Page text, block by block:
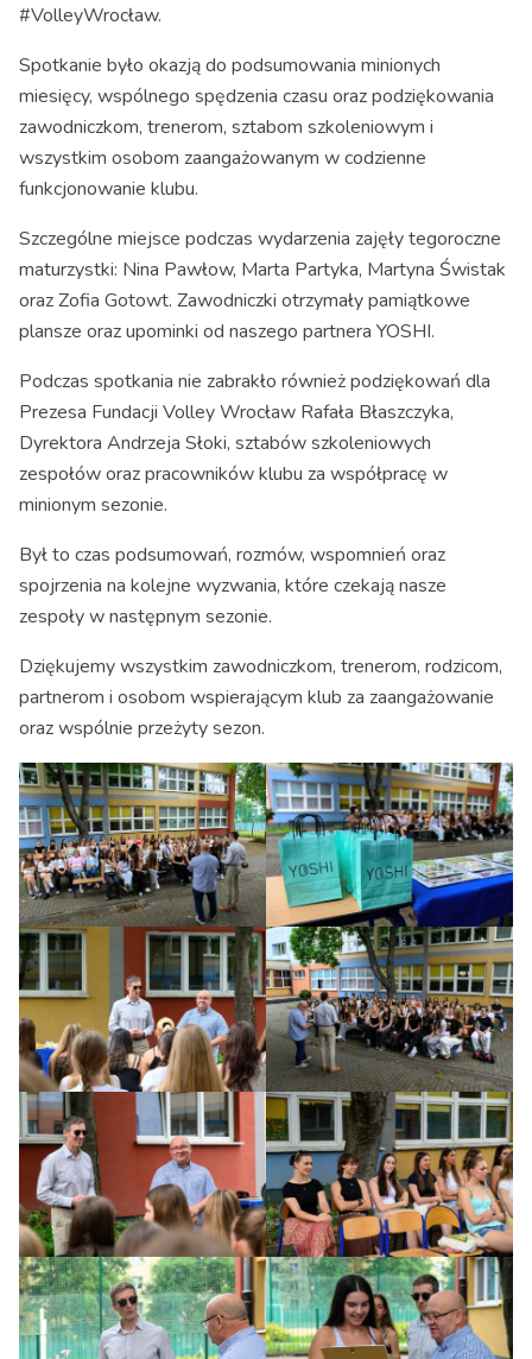
#VolleyWrocław.
Spotkanie było okazją do podsumowania minionych
miesięcy, wspólnego spędzenia czasu oraz podziękowania
zawodniczkom, trenerom, sztabom szkoleniowym i
wszystkim osobom zaangażowanym w codzienne
funkcjonowanie klubu.
Szczególne miejsce podczas wydarzenia zajęły tegoroczne
maturzystki: Nina Pawłow, Marta Partyka, Martyna Świstak
oraz Zofia Gotowt. Zawodniczki otrzymały pamiątkowe
plansze oraz upominki od naszego partnera YOSHI.
Podczas spotkania nie zabrakło również podziękowań dla
Prezesa Fundacji Volley Wrocław Rafała Błaszczyka,
Dyrektora Andrzeja Słoki, sztabów szkoleniowych
zespołów oraz pracowników klubu za współpracę w
minionym sezonie.
Był to czas podsumowań, rozmów, wspomnień oraz
spojrzenia na kolejne wyzwania, które czekają nasze
zespoły w następnym sezonie.
Dziękujemy wszystkim zawodniczkom, trenerom, rodzicom,
partnerom i osobom wspierającym klub za zaangażowanie
oraz wspólnie przeżyty sezon.